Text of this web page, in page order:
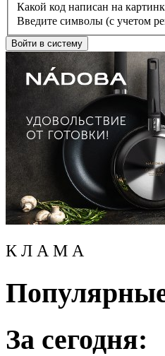
Какой код написан на
Введите символы (с учетом
К Л А М А
За сегодня: